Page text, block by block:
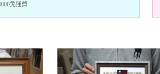
免運費